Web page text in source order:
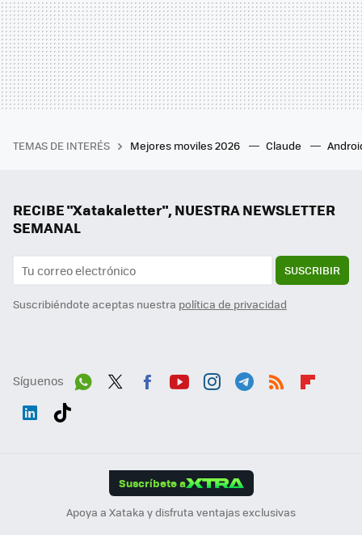
TEMAS DE INTERÉS Mejores moviles 2026 Claude
RECIBE "Xatakaletter", NUESTRA NEWSLETTER
SEMANAL
SUSCRIBIR
Suscribiéndote aceptas nuestra política de privacidad
Síguenos
Suscríbete a
Apoya a Xataka y disfruta ventajas exclusivas